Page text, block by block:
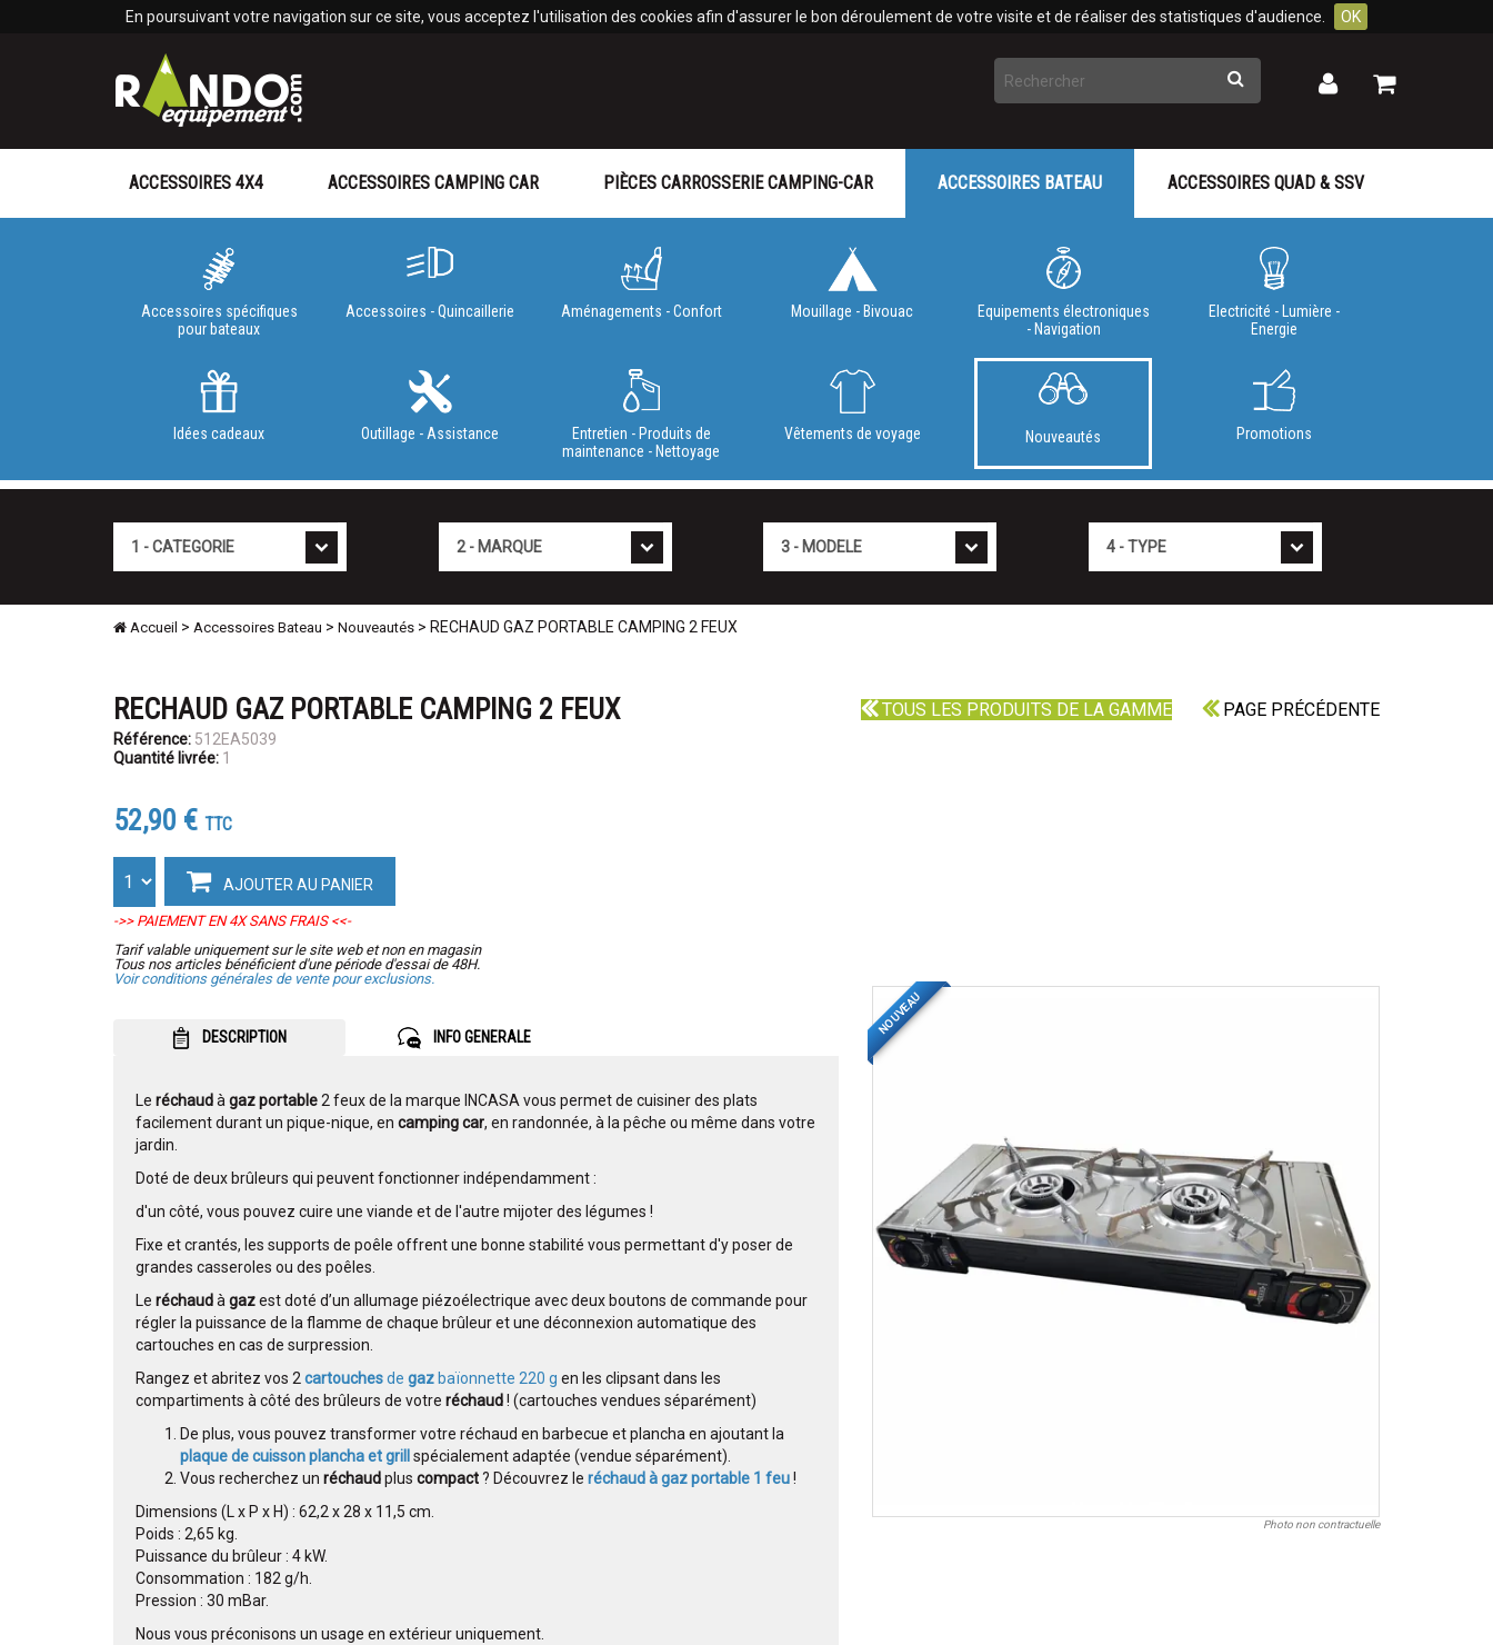
En poursuivant votre navigation sur ce site, vous acceptez l'utilisation des cookies afin d'assurer le bon déroulement de votre visite et de réaliser des statistiques d'audience. OK
Rechercher Mon
Mon
ACCESSOIRES 4X4 ACCESSOIRES CAMPING CAR PIÈCES CARROSSERIE CAMPING-CAR ACCESSOIRES BATEAU
Accessoires spécifiques
pour bateaux
Accessoires - Quincaillerie Aménagements - Confort Mouillage - Bivouac
Equipements électroniques
- Navigation
Electricité - Lumière -
Energie
Idées cadeaux Outillage - Assistance
Entretien - Produits de
maintenance - Nettoyage
Vêtements de voyage Nouveautés Promotions
ACCESSOIRES QUAD & SSV
Accueil > Accessoires Bateau > Nouveautés > RECHAUD GAZ PORTABLE CAMPING 2 FEUX
TOUS LES PRODUITS DE LA GAMME PAGE PRÉCÉDENTE
RECHAUD GAZ PORTABLE CAMPING 2 FEUX
Référence: 512EA5039
Quantité livrée: 1
52,90 € TTC
AJOUTER AU PANIER
->> PAIEMENT EN 4X SANS FRAIS <<-
Tarif valable uniquement sur le site web et non en magasin
Tous nos articles bénéficient d'une période d'essai de 48H.
Voir conditions générales de vente pour exclusions.
DESCRIPTION INFO GENERALE
Le réchaudàgaz portable2 feux de la marque INCASA vous permet de cuisiner des plats
facilement durant un pique-nique, en camping car, en randonnée, à la pêche ou même dans votre
jardin.
Doté de deux brûleurs qui peuvent fonctionner indépendamment :
d'un côté, vous pouvez cuire une viande et de l'autre mijoter des légumes !
Fixe et crantés, les supports de poêle offrent une bonne stabilité vous permettant d'y poser de
grandes casseroles ou des poêles.
Le réchaudàgazest doté d’un allumage piézoélectrique avec deux boutons de commande pour
régler la puissance de la flamme de chaque brûleur et une déconnexion automatique des
cartouches en cas de surpression.
Rangez et abritez vos 2cartouchesde gaz baïonnette 220 g en les clipsant dans les
compartiments à côté des brûleurs de votre réchaud! (cartouches vendues séparément)
De plus, vous pouvez transformer votre réchaud en barbecue et plancha en ajoutant la
plaque de cuisson plancha et grill spécialement adaptée (vendue séparément).
Vous recherchez un réchaudplus compact? Découvrez le réchaud à gaz portable 1 feu!
Dimensions (L x P x H) : 62,2 x 28 x 11,5 cm.
Poids : 2,65 kg.
Puissance du brûleur : 4 kW.
Consommation : 182 g/h.
Pression : 30 mBar.
Nous vous préconisons un usage en extérieur uniquement.
NOUVEAU
Photo non contractuelle
Panneau de gestion des cookies